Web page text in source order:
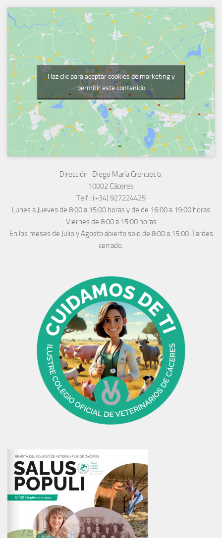
Haz clic para aceptar cookies de marketing y
permitir este contenido
Dirección : Diego María Crehuet 6.
10002 Cáceres
Telf : (+34) 927224425
Lunes a Jueves de 8:00 a 15:00 horas y de de 16:00 a 19:00 horas
Viernes de 8:00 a 15:00 horas
En los meses de Julio y Agosto abierto solo de 8:00 a 15:00. Tardes
cerrado.